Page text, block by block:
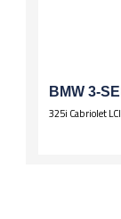
BMW 3-
325i Cabriolet